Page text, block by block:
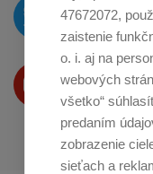
47672072,
zaistenie
o. i. aj na
webových
všetko“
predaním
zobrazenie
sieťach a
O novinkách
na
Produkty
na